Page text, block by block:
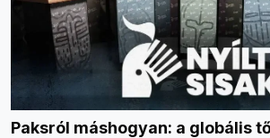
Paksról máshogyan: a globális